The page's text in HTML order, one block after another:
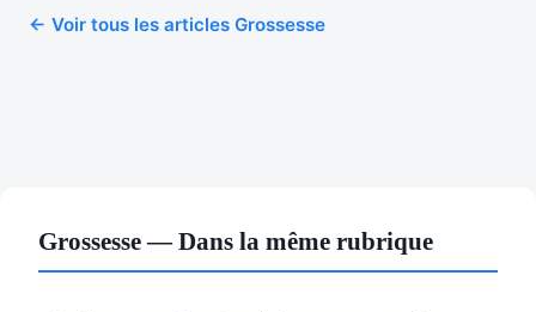
← Voir tous les articles Grossesse
Grossesse — Dans la même rubrique